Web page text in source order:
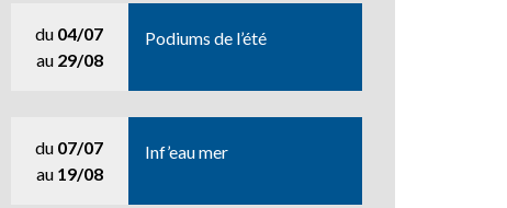
du 04/07
au 29/08
Podiums de l’été
du 07/07
au 19/08
Inf’eau mer